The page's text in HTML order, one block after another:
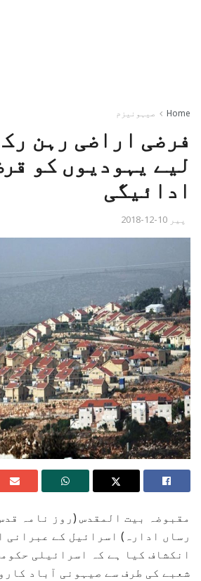
Home صیہونیزم
فرضی اراضی رہن
لیے یہودیوں کو
ادائیگی
پیر 10-12-2018
مقبوضہ بیت المقدس (روز نامہ قدس
رساں ادارہ) اسرائیل کے عبرانی
انکشاف کیا ہے کہ اسرائیلی
شعبے کی طرف سے صیہونی آباد